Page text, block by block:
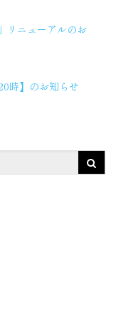
リニューアルのお
時】のお知らせ